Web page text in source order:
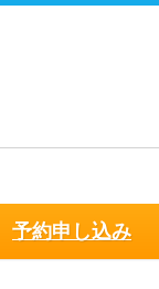
予約申し込み